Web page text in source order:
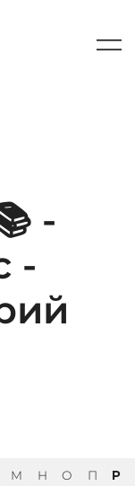
-
-
М Н О П Р